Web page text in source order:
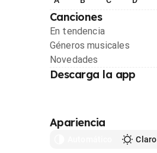
Canciones
En tendencia
Géneros musicales
Novedades
Descarga la app
Apariencia
Claro